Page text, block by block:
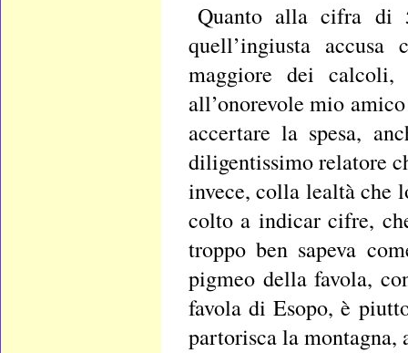
Quanto alla cifra di
quell’ingiusta
maggiore dei calcoli,
all’onorevole mio
accertare la spesa,
diligentissimo relatore
invece, colla lealtà che
colto a indicar cifre,
troppo ben sapeva
pigmeo della favola,
favola di Esopo, è
partorisca la montagna,